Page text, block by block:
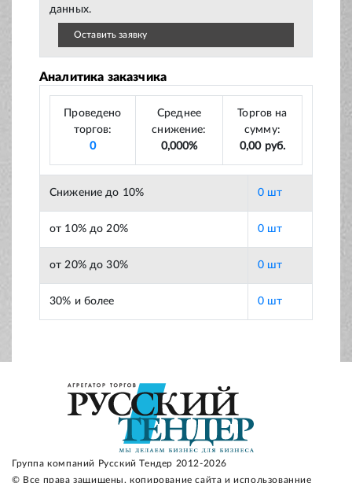
данных.
Оставить заявку
Аналитика заказчика
Проведено
торгов:
0
Среднее
снижение:
0,000%
Торгов на
сумму:
0,00 руб.
Снижение до 10% 0 шт
от 10% до 20% 0 шт
от 20% до 30% 0 шт
30% и более 0 шт
Группа компаний Русский Тендер 2012-2026
© Все права защищены, копирование сайта и использованние